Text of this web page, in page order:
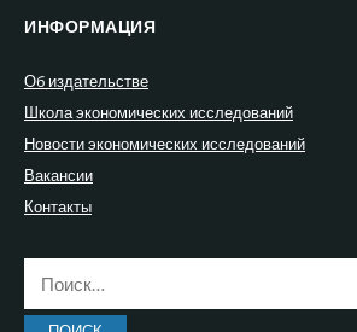
ИНФОРМАЦИЯ
Об издательстве
Школа экономических исследований
Новости экономических исследований
Вакансии
Контакты